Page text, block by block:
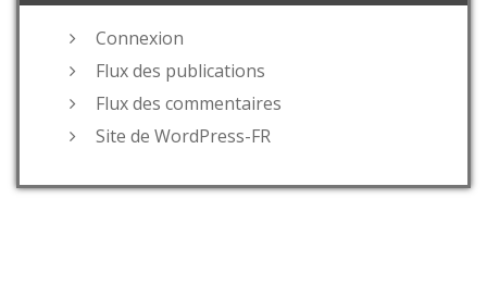
Connexion
Flux des publications
Flux des commentaires
Site de WordPress-FR